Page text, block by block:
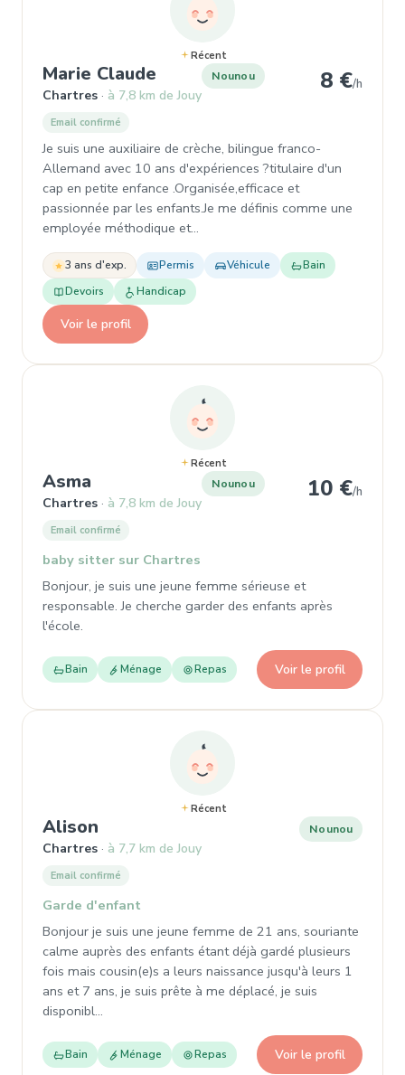
Récent
Marie Claude , Nounou à Chartres
Chartres à 7,8 km de Jouy
Nounou 8 €/h
Email confirmé
Je suis une auxiliaire de crèche, bilingue franco-
Allemand avec 10 ans d'expériences ?titulaire d'un
cap en petite enfance .Organisée,efficace et
passionnée par les enfants.Je me définis comme une
employée méthodique et…
3 ans d'exp. Permis Véhicule
Bain
Devoirs
Handicap
Voir le profil
Récent
Asma , Nounou à Chartres
Chartres à 7,8 km de Jouy
Nounou 10 €/h
Email confirmé
baby sitter sur Chartres
Bonjour, je suis une jeune femme sérieuse et
responsable. Je cherche garder des enfants après
l'école.
Bain Ménage Repas Voir le profil
Récent
Alison
Chartres à 7,7 km de Jouy
Nounou
Email confirmé
Garde d'enfant
Bonjour je suis une jeune femme de 21 ans, souriante
calme auprès des enfants étant déjà gardé plusieurs
fois mais cousin(e)s a leurs naissance jusqu'à leurs 1
ans et 7 ans, je suis prête à me déplacé, je suis
disponibl…
Bain Ménage Repas Voir le profil